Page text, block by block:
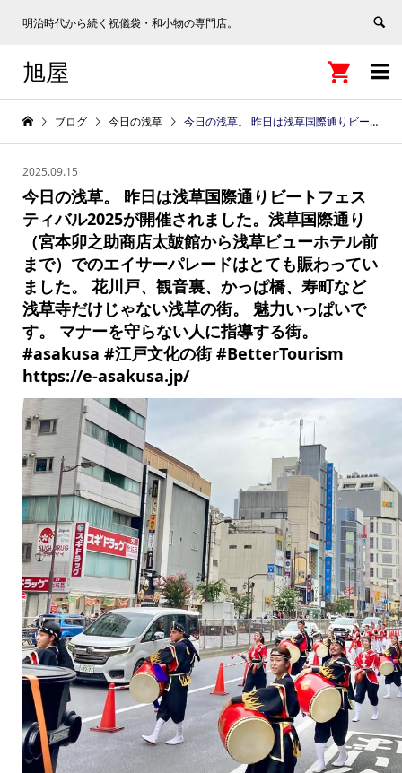
明治時代から続く祝儀袋・和小物の専門店。

旭屋 
ブログ 今日の浅草 今日の浅草。 昨日は浅草国際通りビートフェスティバル2025が開催されました。浅草国際通り（宮本卯之助商店太皷館から浅草ビューホテル前まで）でのエイサーパレードはとても賑わっていました。 花川戸、観音裏、かっぱ橋、寿町など浅草寺だけじゃない浅草の街。 魅力いっぱいです。 マナーを守らない人に指導する街。 #asakusa #江戸文化の街 #BetterTourism https://e-asakusa.jp/
2025.09.15
今日の浅草。 昨日は浅草国際通りビートフェス
ティバル2025が開催されました。浅草国際通り
（宮本卯之助商店太皷館から浅草ビューホテル前
まで）でのエイサーパレードはとても賑わってい
ました。 花川戸、観音裏、かっぱ橋、寿町など
浅草寺だけじゃない浅草の街。 魅力いっぱいで
す。 マナーを守らない人に指導する街。
#asakusa #江戸文化の街 #BetterTourism
https://e-asakusa.jp/